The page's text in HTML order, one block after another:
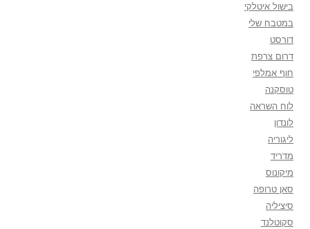
בישול איטלקי
במטבח שלי
דורסט
דרום צרפת
חוף אמלפי
טוסקנה
לוח השראה
לונדון
ליגוריה
מדריד
מיקונוס
סאן טרופה
סיציליה
סקוטלנד